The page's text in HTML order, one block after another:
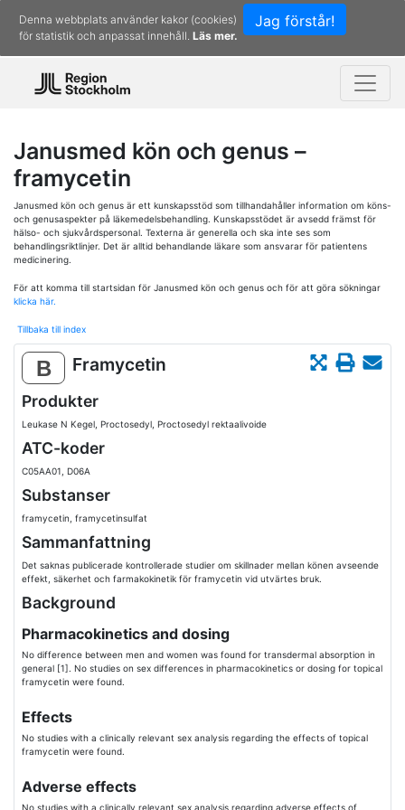
Jag förstår!
Denna webbplats använder kakor (cookies)
för statistik och anpassat innehåll. Läs mer.
Janusmed kön och genus –
framycetin
Janusmed kön och genus är ett kunskapsstöd som tillhandahåller information om köns-
och genusaspekter på läkemedelsbehandling. Kunskapsstödet är avsedd främst för
hälso- och sjukvårdspersonal. Texterna är generella och ska inte ses som
behandlingsriktlinjer. Det är alltid behandlande läkare som ansvarar för patientens
medicinering.
För att komma till startsidan för Janusmed kön och genus och för att göra sökningar
klicka här.
Tillbaka till index
B Framycetin
Produkter
Leukase N Kegel, Proctosedyl, Proctosedyl rektaalivoide
ATC-koder
C05AA01, D06A
Substanser
framycetin, framycetinsulfat
Sammanfattning
Det saknas publicerade kontrollerade studier om skillnader mellan könen avseende
effekt, säkerhet och farmakokinetik för framycetin vid utvärtes bruk.
Background
Pharmacokinetics and dosing
No difference between men and women was found for transdermal absorption in
general [1]. No studies on sex differences in pharmacokinetics or dosing for topical
framycetin were found.
Effects
No studies with a clinically relevant sex analysis regarding the effects of topical
framycetin were found.
Adverse effects
No studies with a clinically relevant sex analysis regarding adverse effects of